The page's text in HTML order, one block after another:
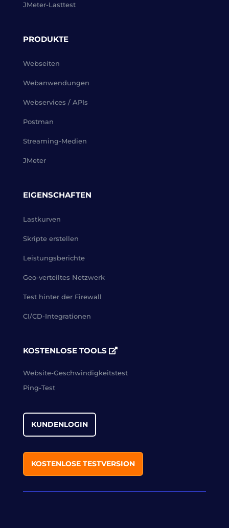
JMeter-Lasttest
PRODUKTE
Webseiten
Webanwendungen
Webservices / APIs
Postman
Streaming-Medien
JMeter
EIGENSCHAFTEN
Lastkurven
Skripte erstellen
Leistungsberichte
Geo-verteiltes Netzwerk
Test hinter der Firewall
CI/CD-Integrationen
KOSTENLOSE TOOLS
Website-Geschwindigkeitstest
Ping-Test
KUNDENLOGIN
KOSTENLOSE TESTVERSION